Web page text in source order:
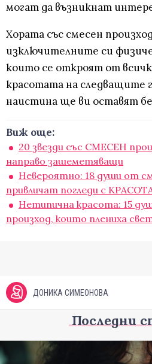
могат да възникнат
Хората със смесен
изключителните си
които се откроят от
красотата на следващите
наистина ще ви оставят
Виж още:
20 звезди със СМЕСЕН
направо зашеметяващи
Невероятно: 18 души от
привличат погледи с
Нетипична красота: 15
произход, които плениха
ДОНИКА СИМЕОНОВА
Последни